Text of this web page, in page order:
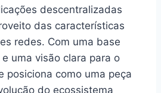
descentralizadas
das características
redes. Com uma base
uma visão clara para o
posiciona como uma peça
do ecossistema